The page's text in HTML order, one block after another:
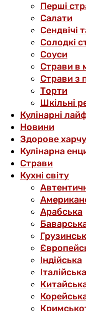
Перші
Салати
Сендвічі
Солодкі
Соуси
Страви в
Страви з
Торти
Шкільні
Кулінарні
Новини
Здорове
Кулінарна
Страви
Кухні світу
Арабська
Індійська
Італійська